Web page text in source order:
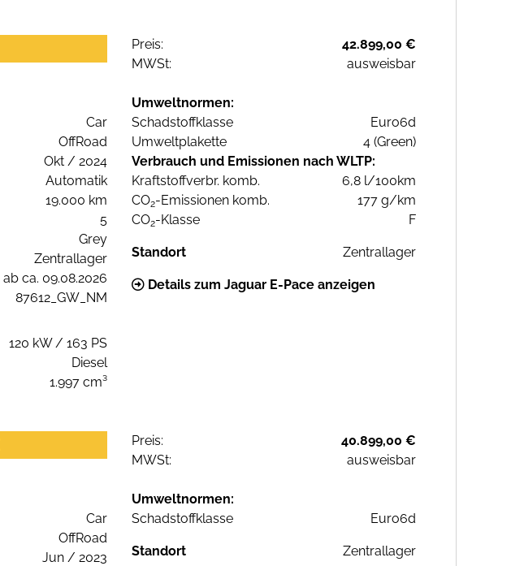
Preis:
42.899,00 €
MWSt:
ausweisbar
Car
OffRoad
Okt / 2024
Automatik
19.000 km
5
Grey
Zentrallager
ab ca. 09.08.2026
87612_GW_NM
120 kW / 163 PS
Diesel
1.997 cm³
Umweltnormen:
Schadstoffklasse
Euro6d
Umweltplakette
4 (Green)
Verbrauch und Emissionen nach WLTP:
Kraftstoffverbr. komb.
6,8 l/100km
CO2-Emissionen komb.
177 g/km
CO2-Klasse F
Standort Zentrallager
Details zum Jaguar E-Pace anzeigen
Preis:
40.899,00 €
MWSt:
ausweisbar
Car
OffRoad
Jun / 2023
Umweltnormen:
Schadstoffklasse
Euro6d
Standort Zentrallager